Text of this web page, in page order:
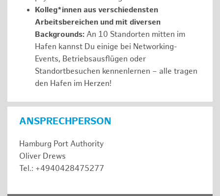
Kolleg*innen aus verschiedensten
Arbeitsbereichen und mit diversen
Backgrounds: An 10 Standorten mitten im
Hafen kannst Du einige bei Networking-
Events, Betriebsausflügen oder
Standortbesuchen kennenlernen – alle tragen
den Hafen im Herzen!
ANSPRECHPERSON
Hamburg Port Authority
Oliver Drews
Tel.: +4940428475277